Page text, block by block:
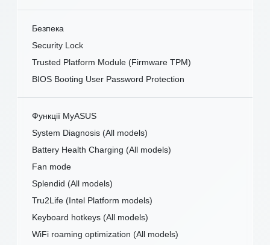
Безпека
Security Lock
Trusted Platform Module (Firmware TPM)
BIOS Booting User Password Protection
Функції MyASUS
System Diagnosis (All models)
Battery Health Charging (All models)
Fan mode
Splendid (All models)
Tru2Life (Intel Platform models)
Keyboard hotkeys (All models)
WiFi roaming optimization (All models)